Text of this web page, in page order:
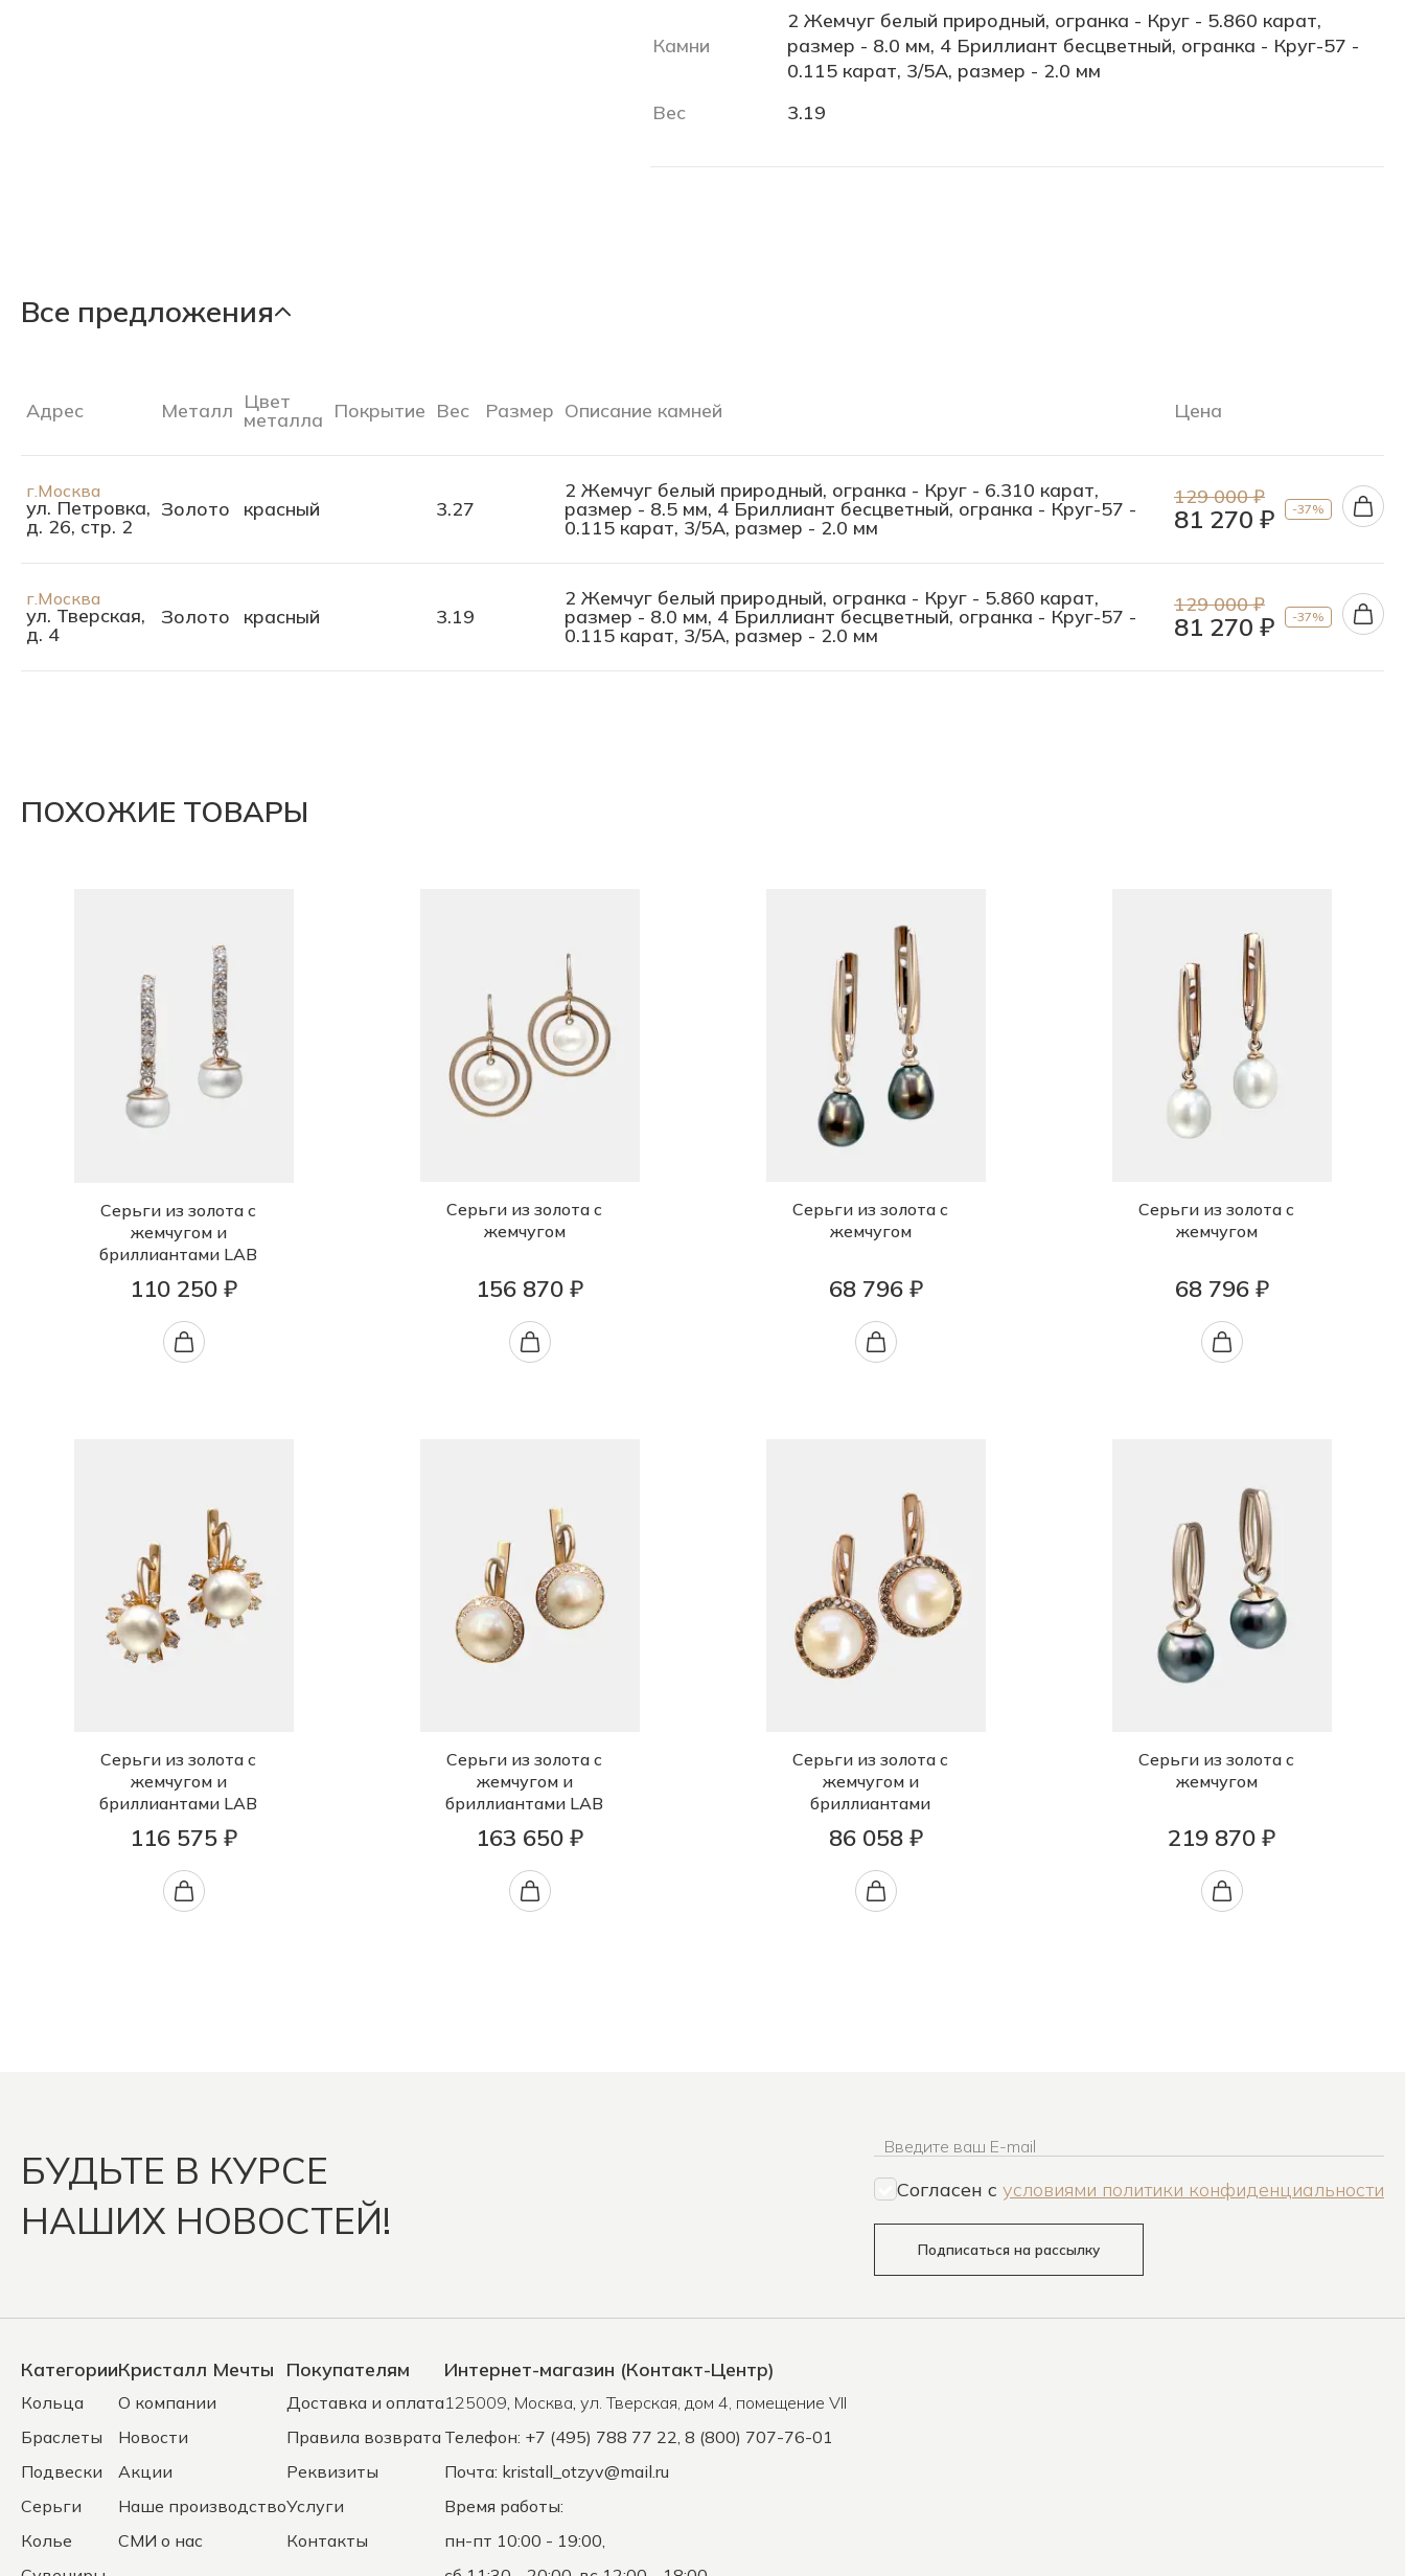
Камни
2 Жемчуг белый природный, огранка - Круг - 5.860 карат,
размер - 8.0 мм, 4 Бриллиант бесцветный, огранка - Круг-57 -
0.115 карат, 3/5А, размер - 2.0 мм
Вес
3.19
Все предложения
Адрес Металл Цвет
металла Покрытие Вес Размер Описание камней Цена
г.Москва
ул. Петровка,
д. 26, стр. 2
Золото красный 3.27
2 Жемчуг белый природный, огранка - Круг - 6.310 карат,
размер - 8.5 мм, 4 Бриллиант бесцветный, огранка - Круг-57 -
0.115 карат, 3/5А, размер - 2.0 мм
129 000 ₽
81 270 ₽ -37%
г.Москва
ул. Тверская,
д. 4
Золото красный 3.19
2 Жемчуг белый природный, огранка - Круг - 5.860 карат,
размер - 8.0 мм, 4 Бриллиант бесцветный, огранка - Круг-57 -
0.115 карат, 3/5А, размер - 2.0 мм
129 000 ₽
81 270 ₽ -37%
ПОХОЖИЕ ТОВАРЫ
Серьги из золота с
жемчугом и
бриллиантами LAB
110 250 ₽
Серьги из золота с
жемчугом
156 870 ₽
Серьги из золота с
жемчугом
68 796 ₽
Серьги из золота с
жемчугом
68 796 ₽
Серьги из золота с
жемчугом и
бриллиантами LAB
116 575 ₽
Серьги из золота с
жемчугом и
бриллиантами LAB
163 650 ₽
Серьги из золота с
жемчугом и
бриллиантами
86 058 ₽
Серьги из золота с
жемчугом
219 870 ₽
БУДЬТЕ В КУРСЕ
НАШИХ НОВОСТЕЙ!
Введите ваш E-mail
Согласен c условиями политики конфиденциальности
Подписаться на рассылку
Категории
Кольца
Браслеты
Подвески
Серьги
Колье
Кристалл Мечты
О компании
Новости
Акции
Наше производство
СМИ о нас
Покупателям
Доставка и оплата
Правила возврата
Реквизиты
Услуги
Контакты
Интернет-магазин (Контакт-Центр)
125009, Москва, ул. Тверская, дом 4, помещение VII
Телефон: +7 (495) 788 77 22, 8 (800) 707-76-01
Почта: kristall_otzyv@mail.ru
Время работы:
пн-пт 10:00 - 19:00,